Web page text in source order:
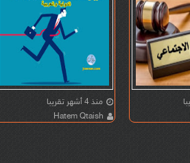
منذ 4 أشهر تقريبا
Hatem Qtaish